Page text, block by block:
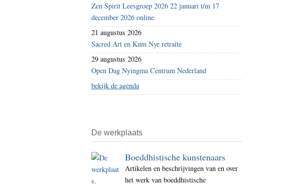
Zen Spirit Leesgroep 2026 22 januari t/m 17
december 2026 online
21 augustus 2026
Sacred Art en Kum Nye retraite
29 augustus 2026
Open Dag Nyingma Centrum Nederland
bekijk de agenda
De werkplaats
Boeddhistische kunstenaars
Artikelen en beschrijvingen van en over
het werk van boeddhistische